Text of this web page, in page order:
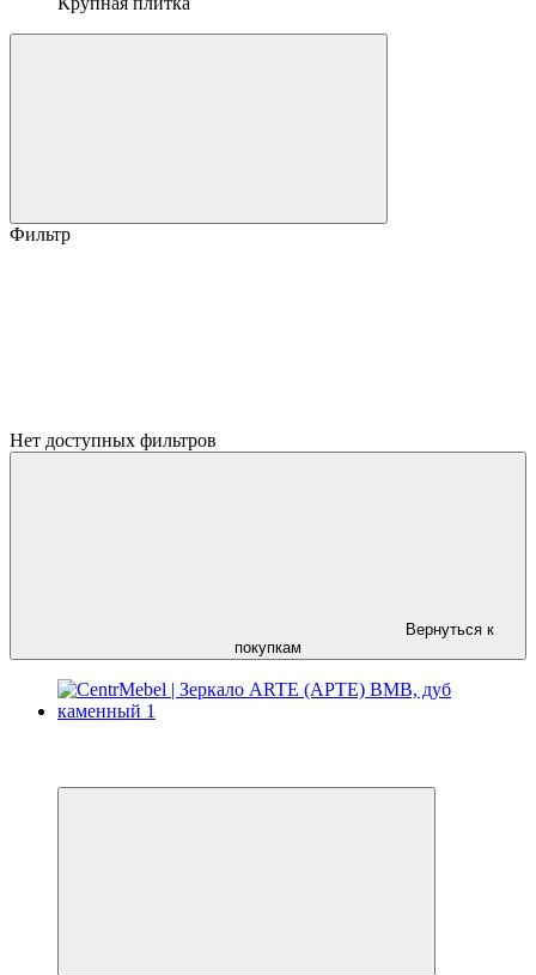
Фильтр
Нет доступных фильтров
Вернуться к
покупкам